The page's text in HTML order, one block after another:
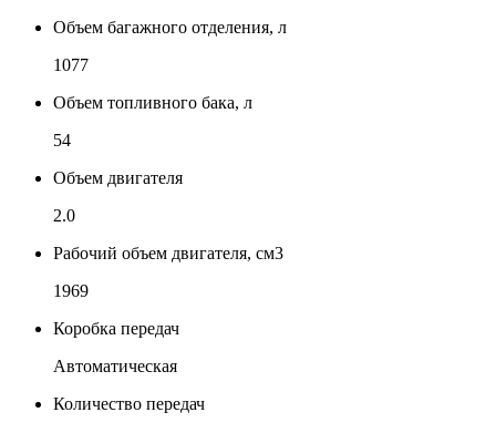
Объем багажного отделения, л
1077
Объем топливного бака, л
54
Объем двигателя
2.0
Рабочий объем двигателя, см3
1969
Коробка передач
Автоматическая
Количество передач